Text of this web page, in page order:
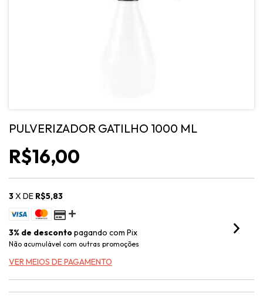
PULVERIZADOR GATILHO 1000 ML
R$16,00
3X DE R$5,83
3% de descontopagando com Pix
Não acumulável com outras promoções
VER MEIOS DE PAGAMENTO